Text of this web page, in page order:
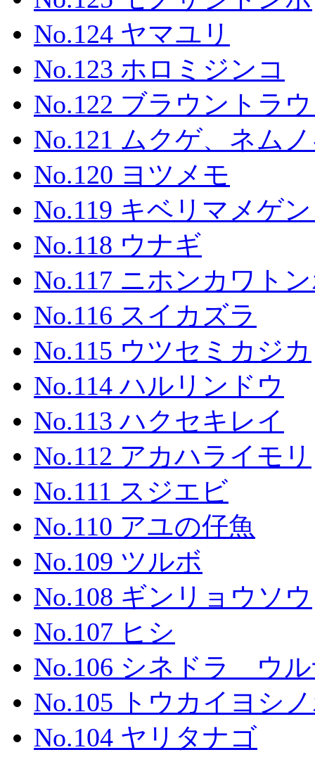
No.124 ヤマユリ
No.123 ホロミジンコ
No.122 ブラウントラ
No.121 ムクゲ、ネム
No.120 ヨツメモ
No.119 キベリマメゲ
No.118 ウナギ
No.117 ニホンカワト
No.116 スイカズラ
No.115 ウツセミカジカ
No.114 ハルリンドウ
No.113 ハクセキレイ
No.112 アカハライモリ
No.111 スジエビ
No.110 アユの仔魚
No.109 ツルボ
No.108 ギンリョウソウ
No.107 ヒシ
No.106 シネドラ ウル
No.105 トウカイヨシ
No.104 ヤリタナゴ